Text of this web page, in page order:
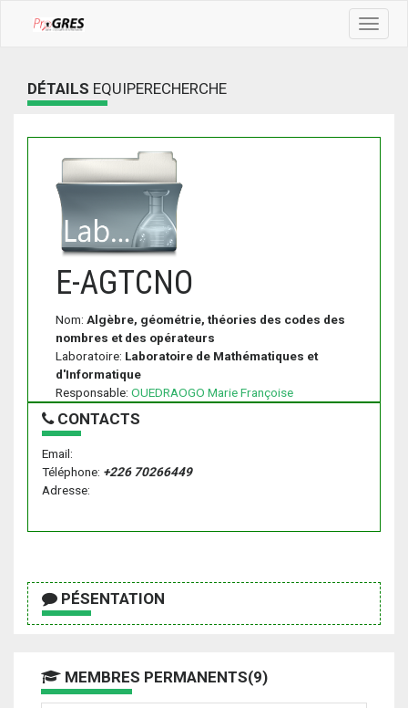
Toggle
DÉTAILS EQUIPERECHERCHE
E-AGTCNO
Nom: Algèbre, géométrie, théories des codes des
nombres et des opérateurs
Laboratoire: Laboratoire de Mathématiques et
d'Informatique
Responsable: OUEDRAOGO Marie Françoise
CONTACTS
Email:
Téléphone: +226 70266449
Adresse:
PÉSENTATION
MEMBRES PERMANENTS(9)